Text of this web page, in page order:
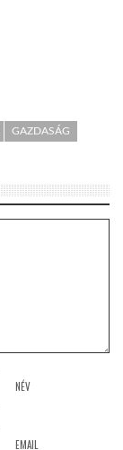
GAZDASÁG
NÉV
EMAIL